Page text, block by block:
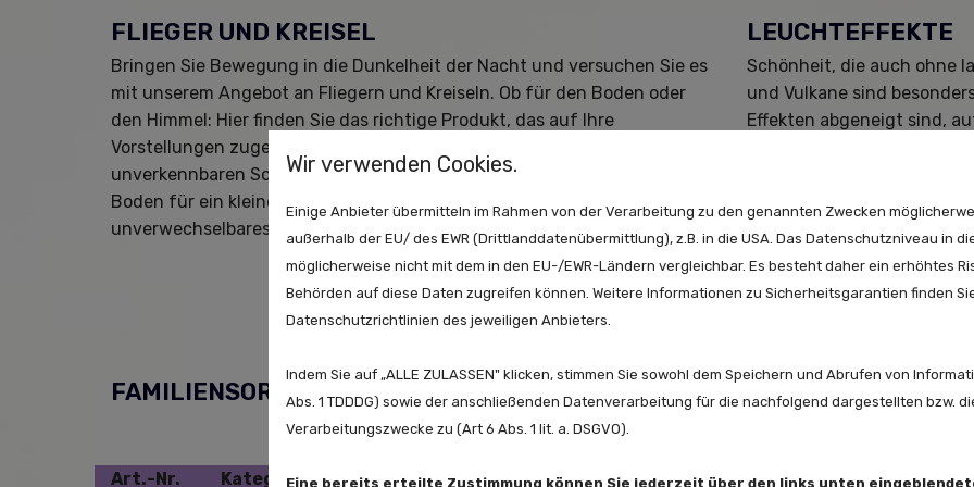
FLIEGER UND KREISEL
Bringen Sie Bewegung in die Dunkelheit der Nacht und versuchen Sie es
mit unserem Angebot an Fliegern und Kreiseln. Ob für den Boden oder
den Himmel: Hier finden Sie das richtige Produkt, das auf Ihre
Vorstellungen zugeschnitten ist. Während Flieger mit einem
unverkennbaren Sound über Ihr Haus jagen, sorgen Kreisel auf dem
Boden für ein kleines Spektakel. Wie sie sich auch entscheiden: Ein
unverwechselbares Pyrotechnik-Erlebnis ist Ihnen sicher.
LEUCHTEFFEKTE
Schönheit, die auch ohne
und Vulkane sind
Effekten abgeneigt sind,
jedoch nicht verzichten
Effekte hauptsächlich in
somit als ideale
Batteriefeuerwerk.
FAMILIENSORTIMENTE
Art.-Nr.
Katego
Beschreibung
Wir verwenden Cookies.
Einige Anbieter übermitteln im Rahmen von der Verarbeitung zu den genannten Zwecken
außerhalb der EU/ des EWR (Drittlanddatenübermittlung), z.B. in die USA. Das Datenschutzniveau in
möglicherweise nicht mit dem in den EU-/EWR-Ländern vergleichbar. Es besteht daher ein erhöhtes
Behörden auf diese Daten zugreifen können. Weitere Informationen zu Sicherheitsgarantien finden
Datenschutzrichtlinien des jeweiligen Anbieters.
Indem Sie auf „ALLE ZULASSEN" klicken, stimmen Sie sowohl dem Speichern und Abrufen von
Abs. 1 TDDDG) sowie der anschließenden Datenverarbeitung für die nachfolgend dargestellten bzw.
Verarbeitungszwecke zu (Art 6 Abs. 1 lit. a. DSGVO).
Eine bereits erteilte Zustimmung können Sie jederzeit über den links unten